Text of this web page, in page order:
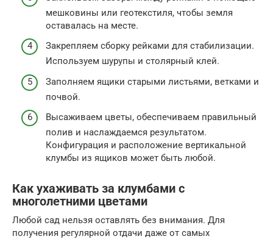
мешковины или геотекстиля, чтобы земля
оставалась на месте.
Закрепляем сборку рейками для стабилизации.
Используем шурупы и столярный клей.
Заполняем ящики старыми листьями, ветками и
почвой.
Высаживаем цветы, обеспечиваем правильный
полив и наслаждаемся результатом.
Конфигурация и расположение вертикальной
клумбы из ящиков может быть любой.
Как ухаживать за клумбами с
многолетними цветами
Любой сад нельзя оставлять без внимания. Для
получения регулярной отдачи даже от самых